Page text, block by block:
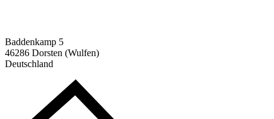
Baddenkamp 5
46286 Dorsten (Wulfen)
Deutschland